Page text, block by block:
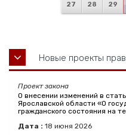
27 28 29
Новые проекты
Проект закона
О внесении изменений в
Ярославской области «О
гражданского состояния на
Дата : 18 июня 2026